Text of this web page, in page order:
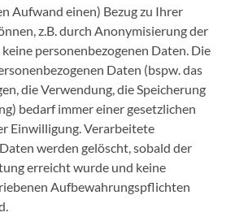
Aufwand einen) Bezug zu Ihrer
z.B. durch Anonymisierung der
personenbezogenen Daten. Die
Daten (bspw. das
die Verwendung, die Speicherung
bedarf immer einer gesetzlichen
Einwilligung. Verarbeitete
werden gelöscht, sobald der
erreicht wurde und keine
Aufbewahrungspflichten